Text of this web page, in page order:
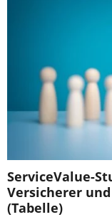
ServiceValue-
Versicherer
(Tabelle)